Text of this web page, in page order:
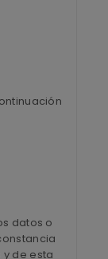
datos o
de esta